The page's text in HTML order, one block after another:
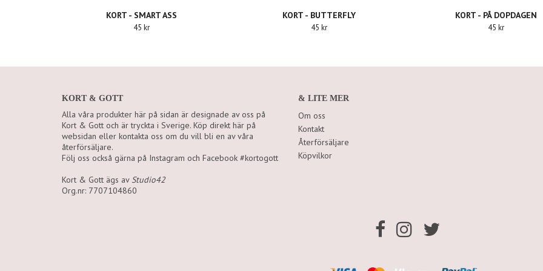
KORT - SMART ASS
45 kr
KORT - BUTTERFLY
45 kr
KORT - PÅ DOPDAGEN
45 kr
KORT & GOTT
Alla våra produkter här på sidan är designade av oss på
Kort & Gott och är tryckta i Sverige. Köp direkt här på
websidan eller kontakta oss om du vill bli en av våra
återförsäljare.
Följ oss också gärna på Instagram och Facebook #kortogott
Kort & Gott ägs av Studio42
Org.nr: 7707104860
& LITE MER
Om oss
Kontakt
Återförsäljare
Köpvilkor